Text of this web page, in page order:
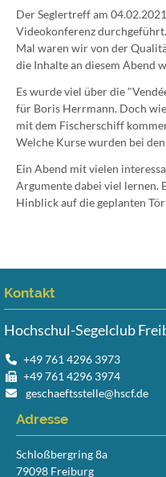
Der Seglertreff am
Videokonferenz
Mal waren wir von der
die Inhalte an diesem Abend
Es wurde viel über die
für Boris Herrmann. Doch
mit dem Fischerschiff
Welche Kurse wurden bei
Ein Abend mit vielen
Argumente dabei viel lernen.
Hinblick auf die geplanten
Kontakt
Hochschul-Segelclub
+49 761 4296 3973
+49 761 4296 3974
geschaeftsstelle@hscf.de
Adresse
Schloßbergring 8a
79098 Freiburg